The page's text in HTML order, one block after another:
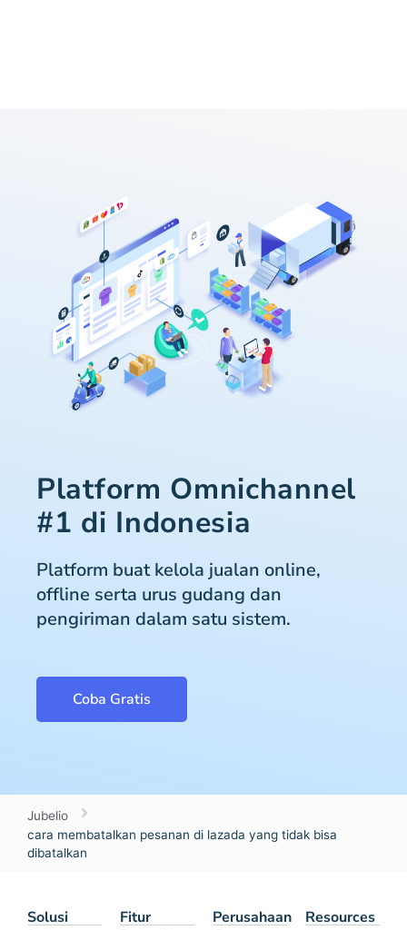
Platform Omnichannel
#1 di Indonesia
Platform buat kelola jualan online,
offline serta urus gudang dan
pengiriman dalam satu sistem.
Coba Gratis
Jubelio
cara membatalkan pesanan di lazada yang tidak bisa
dibatalkan
Solusi Fitur Perusahaan Resources